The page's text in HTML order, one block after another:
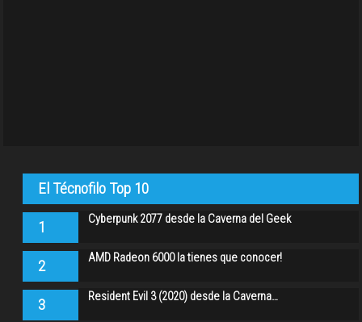
El Técnofilo Top 10
1 Cyberpunk 2077 desde la Caverna del Geek
2 AMD Radeon 6000 la tienes que conocer!
3 Resident Evil 3 (2020) desde la Caverna…